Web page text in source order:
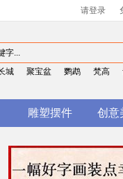
请登录
城 聚宝盆 鹦鹉 梵高
雕塑摆件 创意